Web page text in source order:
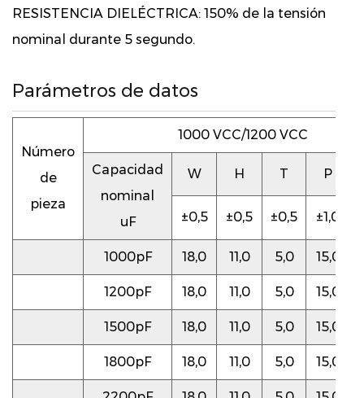
RESISTENCIA DIELÉCTRICA: 150% de la tensión
nominal durante 5 segundo.
Parámetros de datos
Número
de
pieza
1000 VCC/1200 VCC
Capacidad
nominal
uF
W H T P
±0,5 ±0,5 ±0,5 ±1,0
1000pF 18,0 11,0 5,0 15,0
1200pF 18,0 11,0 5,0 15,0
1500pF 18,0 11,0 5,0 15,0
1800pF 18,0 11,0 5,0 15,0